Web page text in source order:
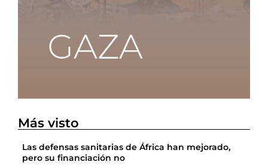
Más visto
Las defensas sanitarias de África han mejorado,
pero su financiación no